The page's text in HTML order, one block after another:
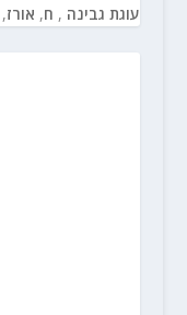
עוגת גבינה , ח, אורז,